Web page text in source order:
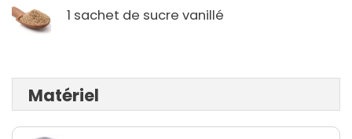
1 sachet de sucre vanillé
Matériel